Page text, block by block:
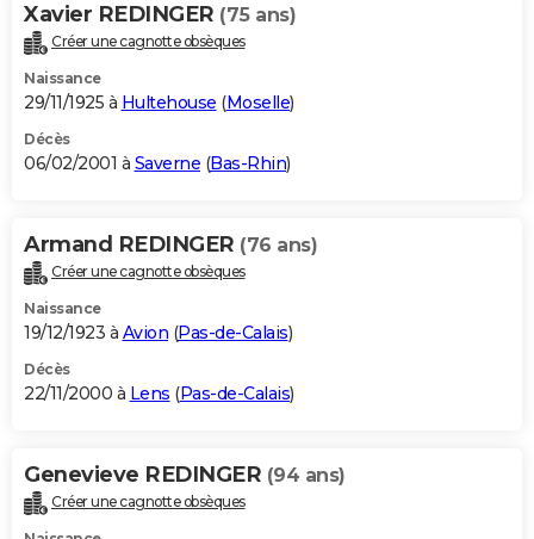
Xavier REDINGER (75 ans)
Créer une cagnotte obsèques
Naissance
29/11/1925 à Hultehouse (Moselle)
Décès
06/02/2001 à Saverne (Bas-Rhin)
Armand REDINGER (76 ans)
Créer une cagnotte obsèques
Naissance
19/12/1923 à Avion (Pas-de-Calais)
Décès
22/11/2000 à Lens (Pas-de-Calais)
Genevieve REDINGER (94 ans)
Créer une cagnotte obsèques